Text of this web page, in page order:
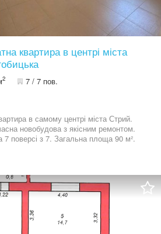
квартира в центрі міста
2 7 / 7 пов.
в самому центрі міста Стрий.
новобудова з якісним ремонтом.
7 поверсі з 7. Загальна площа 90 м².
та простора, з панорамними
З дитячої спальні та вітальні є
ремонт, житло повністю
додаткових вкладень. Будинок
доглянутий під’їзд, працює
в центральній частині міста — поруч
Ідеальний варіант для
вигідної інвестиції. Деталі та